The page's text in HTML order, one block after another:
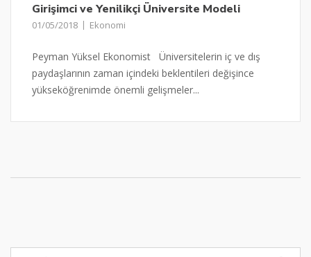
Girişimci ve Yenilikçi Üniversite Modeli
01/05/2018 Ekonomi
Peyman Yüksel Ekonomist Üniversitelerin iç ve dış
paydaşlarının zaman içindeki beklentileri değişince
yükseköğrenimde önemli gelişmeler...